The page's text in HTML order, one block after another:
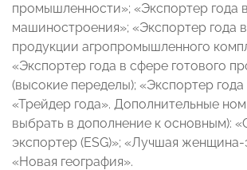
промышленности»; «Экспортер года
машиностроения»; «Экспортер года
продукции агропромышленного
«Экспортер года в сфере готового
(высокие переделы); «Экспортер года
«Трейдер года». Дополнительные
выбрать в дополнение к основным):
экспортер (ESG)»; «Лучшая
«Новая география».